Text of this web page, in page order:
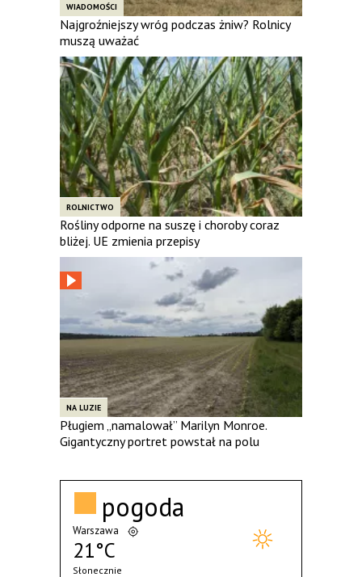
WIADOMOŚCI
Najgroźniejszy wróg podczas żniw? Rolnicy
muszą uważać
ROLNICTWO
Rośliny odporne na suszę i choroby coraz
bliżej. UE zmienia przepisy
NA LUZIE
Pługiem „namalował” Marilyn Monroe.
Gigantyczny portret powstał na polu
pogoda
Warszawa
21°C
Słonecznie